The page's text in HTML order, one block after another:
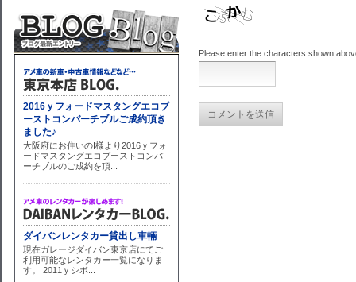
Please enter the characters shown